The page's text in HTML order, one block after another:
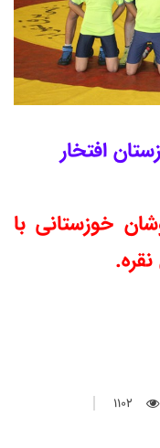
افتخار
خوزستانی با
1102